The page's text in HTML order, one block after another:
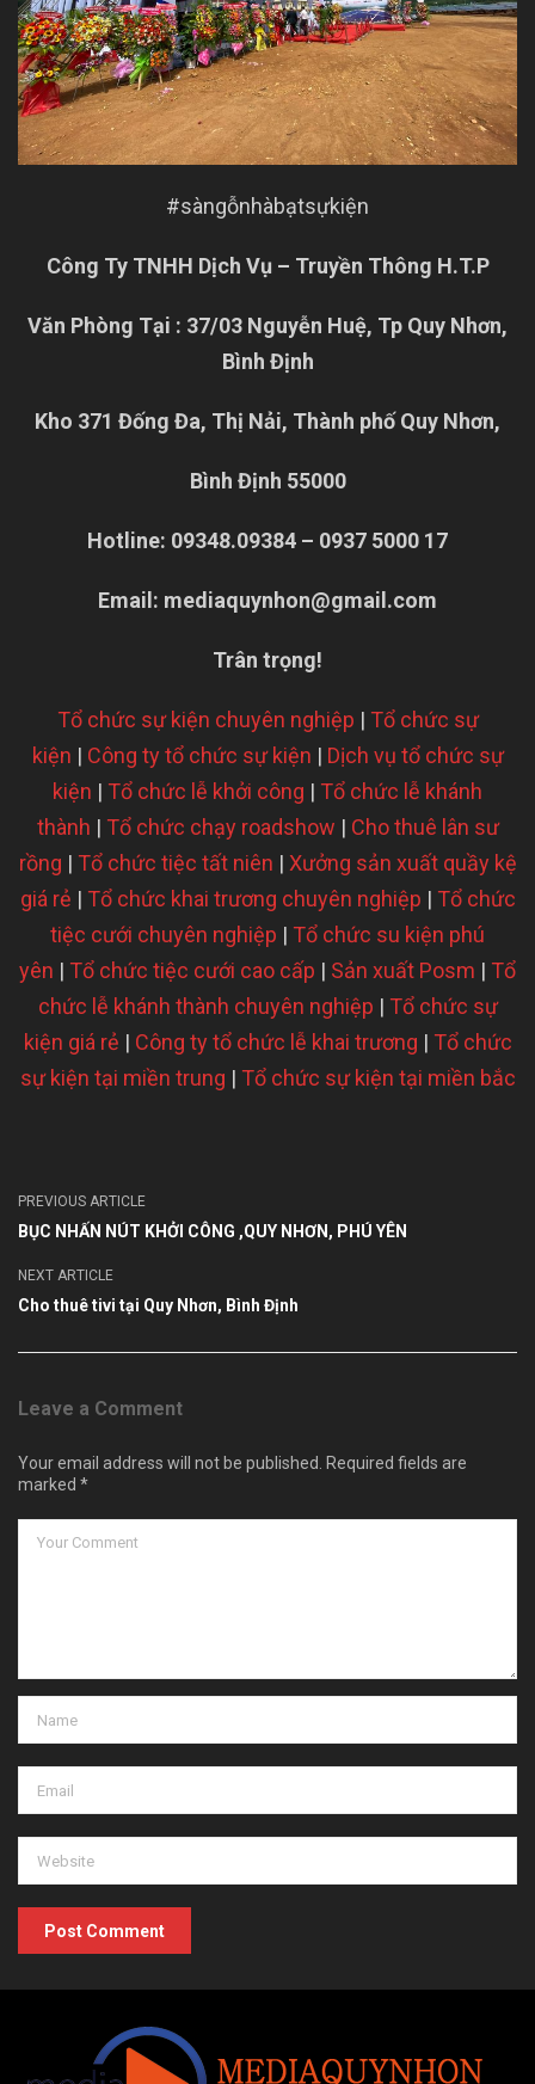
#sàngỗnhàbạtsựkiện
Công Ty TNHH Dịch Vụ – Truyền Thông H.T.P
Văn Phòng Tại : 37/03 Nguyễn Huệ, Tp Quy Nhơn,
Bình Định
Kho 371 Đống Đa, Thị Nải, Thành phố Quy Nhơn,
Bình Định 55000
Hotline: 09348.09384 – 0937 5000 17
Email: mediaquynhon@gmail.com
Trân trọng!
Tổ chức sự kiện chuyên nghiệp | Tổ chức sự
kiện | Công ty tổ chức sự kiện | Dịch vụ tổ chức sự
kiện | Tổ chức lễ khởi công | Tổ chức lễ khánh
thành | Tổ chức chạy roadshow | Cho thuê lân sư
rồng | Tổ chức tiệc tất niên | Xưởng sản xuất quầy kệ
giá rẻ | Tổ chức khai trương chuyên nghiệp | Tổ chức
tiệc cưới chuyên nghiệp | Tổ chức su kiện phú
yên | Tổ chức tiệc cưới cao cấp | Sản xuất Posm | Tổ
chức lễ khánh thành chuyên nghiệp | Tổ chức sự
kiện giá rẻ | Công ty tổ chức lễ khai trương | Tổ chức
sự kiện tại miền trung | Tổ chức sự kiện tại miền bắc
PREVIOUS ARTICLE
BỤC NHẤN NÚT KHỞI CÔNG ,QUY NHƠN, PHÚ YÊN
NEXT ARTICLE
Cho thuê tivi tại Quy Nhơn, Bình Định
Leave a Comment
Your email address will not be published. Required fields are
marked *